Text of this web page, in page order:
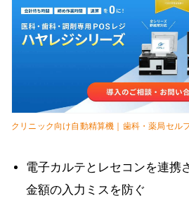
クリニック向け自動精算機｜歯科・薬局セル
電子カルテとレセコンを連携
金額の入力ミスを防ぐ